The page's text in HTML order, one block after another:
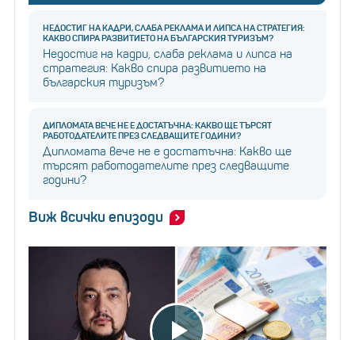
НЕДОСТИГ НА КАДРИ, СЛАБА РЕКЛАМА И ЛИПСА НА СТРАТЕГИЯ:
КАКВО СПИРА РАЗВИТИЕТО НА БЪЛГАРСКИЯ ТУРИЗЪМ?
Недостиг на кадри, слаба реклама и липса на
стратегия: Какво спира развитието на
българския туризъм?
ДИПЛОМАТА ВЕЧЕ НЕ Е ДОСТАТЪЧНА: КАКВО ЩЕ ТЪРСЯТ
РАБОТОДАТЕЛИТЕ ПРЕЗ СЛЕДВАЩИТЕ ГОДИНИ?
Дипломата вече не е достатъчна: Какво ще
търсят работодателите през следващите
години?
Виж всички епизоди